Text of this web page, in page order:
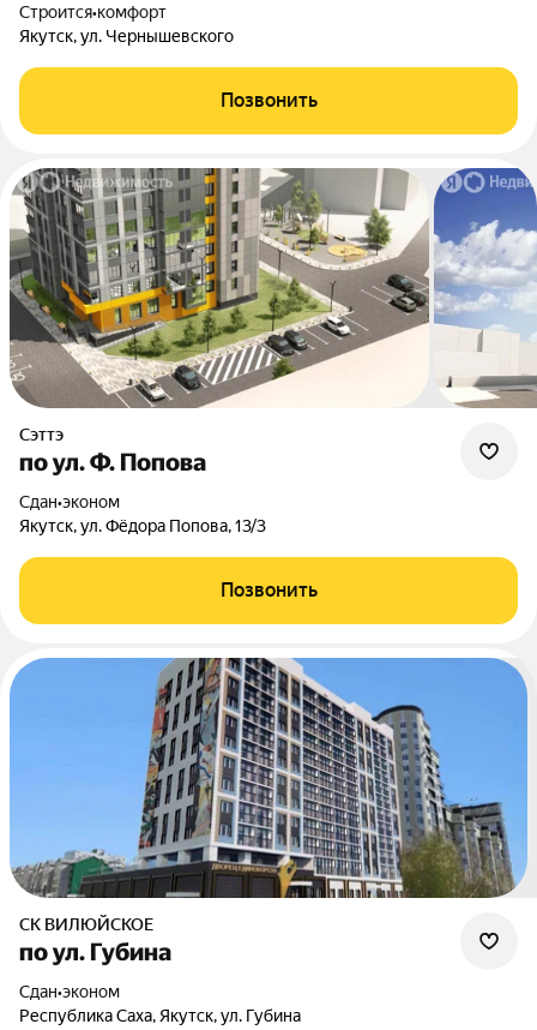
Строится•комфорт
Якутск, ул. Чернышевского
Позвонить
Сэттэ
по ул. Ф. Попова
Сдан•эконом
Якутск, ул. Фёдора Попова, 13/3
Позвонить
СК ВИЛЮЙСКОЕ
по ул. Губина
Сдан•эконом
Республика Саха, Якутск, ул. Губина